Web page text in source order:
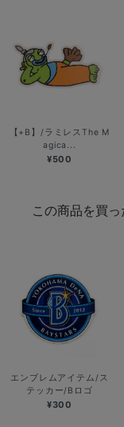
【+B】/ラミレスThe M
agica...
¥500
この商品を買
エンブレムアイテム/ス
テッカー/Bロゴ
¥300